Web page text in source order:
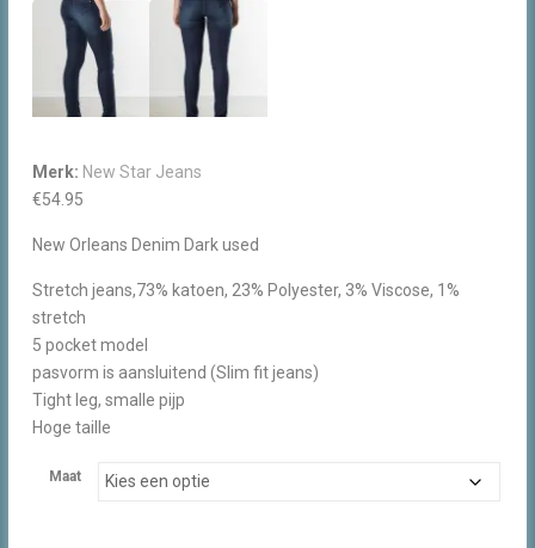
Merk: New Star Jeans
€54.95
New Orleans Denim Dark used
Stretch jeans,73% katoen, 23% Polyester, 3% Viscose, 1%
stretch
5 pocket model
pasvorm is aansluitend (Slim fit jeans)
Tight leg, smalle pijp
Hoge taille
Maat